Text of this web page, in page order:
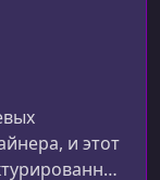
и этот